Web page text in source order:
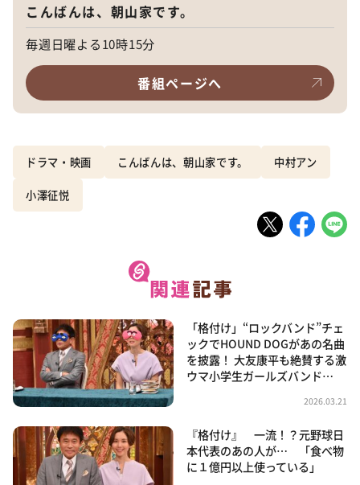
こんばんは、朝山家です。
毎週日曜よる10時15分
番組ページへ
ドラマ・映画 こんばんは、朝山家です。 中村アン
小澤征悦
「格付け」“ロックバンド”チェ
ックでHOUND DOGがあの名曲
を披露！ 大友康平も絶賛する激
ウマ小学生ガールズバンド…
2026.03.21
『格付け』 一流！？元野球日
本代表のあの人が… 「食べ物
に１億円以上使っている」